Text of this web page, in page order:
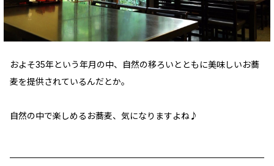
およそ35年という年月の中、自然の移ろいとともに美味しいお蕎
麦を提供されているんだとか。
自然の中で楽しめるお蕎麦、気になりますよね♪